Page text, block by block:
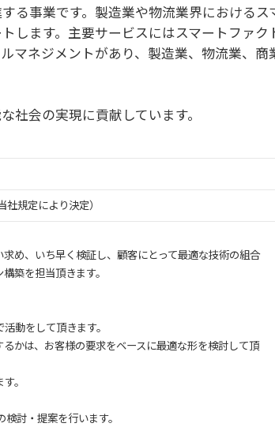
る事業です。製造業や物流業界におけるス
します。主要サービスにはスマートファク
マネジメントがあり、製造業、物流業、商
社会の実現に貢献しています。
規定により決定）
め、いち早く検証し、顧客にとって最適な技術の組合
築を担当頂きます。
動をして頂きます。
かは、お客様の要求をベースに最適な形を検討して頂
。
討・提案を行います。